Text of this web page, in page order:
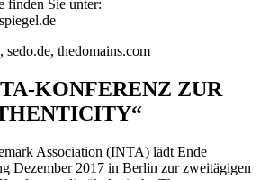
finden Sie unter:
thedomains.com
KONFERENZ ZUR
Association (INTA) lädt Ende
Dezember 2017 in Berlin zur zweitägigen